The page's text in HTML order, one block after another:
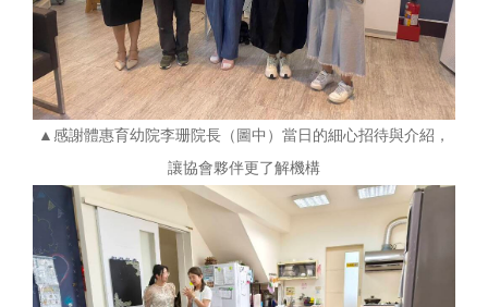
▲感謝體惠育幼院李珊院長（圖中）當日的細心招待與介紹，
讓協會夥伴更了解機構